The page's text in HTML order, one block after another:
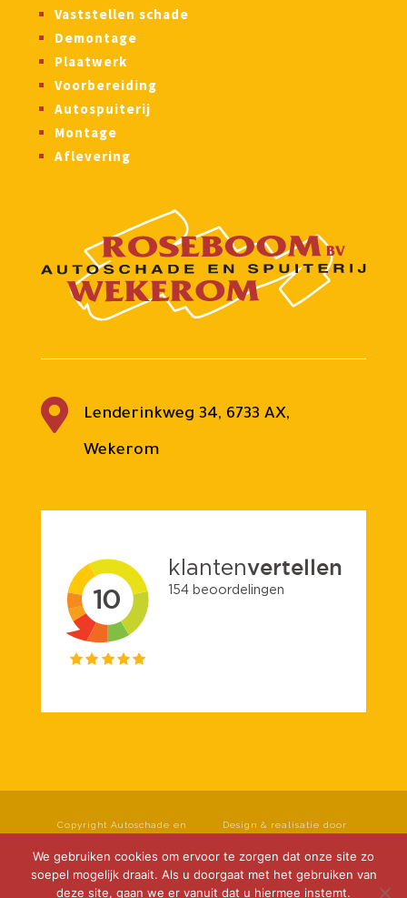
Vaststellen schade
Demontage
Plaatwerk
Voorbereiding
Autospuiterij
Montage
Aflevering

Lenderinkweg 34, 6733 AX,
Wekerom
Copyright Autoschade en
rechten voorbehouden.
Privacyverklaring |
Cookieverklaring
Design & realisatie door
We gebruiken cookies om ervoor te zorgen dat onze site zo
soepel mogelijk draait. Als u doorgaat met het gebruiken van
deze site, gaan we er vanuit dat u hiermee instemt.